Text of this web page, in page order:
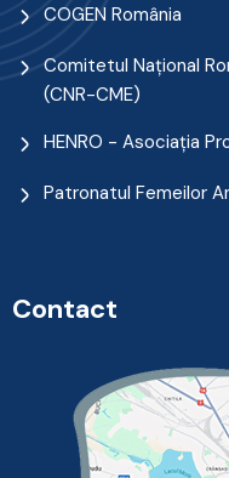
COGEN România
Comitetul Naţional
(CNR-CME)
HENRO - Asociația
Patronatul Femeilor
Contact